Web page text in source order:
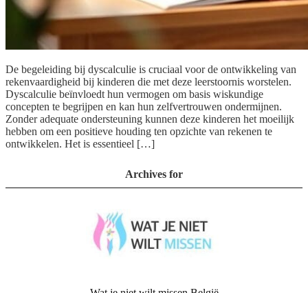
De begeleiding bij dyscalculie is cruciaal voor de ontwikkeling van
rekenvaardigheid bij kinderen die met deze leerstoornis worstelen.
Dyscalculie beïnvloedt hun vermogen om basis wiskundige
concepten te begrijpen en kan hun zelfvertrouwen ondermijnen.
Zonder adequate ondersteuning kunnen deze kinderen het moeilijk
hebben om een positieve houding ten opzichte van rekenen te
ontwikkelen. Het is essentieel […]
Archives for